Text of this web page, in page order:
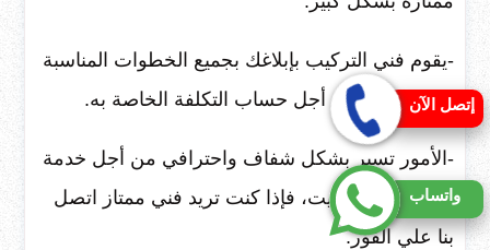
-يقوم فني التركيب بإبلاغك بجميع الخطوات المناسبة
التي قام بها من أجل حساب التكلفة الخاصة به.
-الأمور تسير بشكل شفاف واحترافي من أجل خدمة
العميل في الكويت، فإذا كنت تريد فني ممتاز اتصل
بنا علي الفور.
واتساب
إتصل الآن